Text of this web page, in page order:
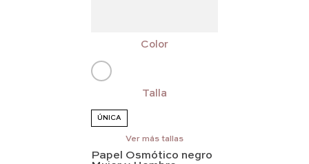
Color
Talla
ÚNICA
Ver más tallas
Papel Osmótico negro